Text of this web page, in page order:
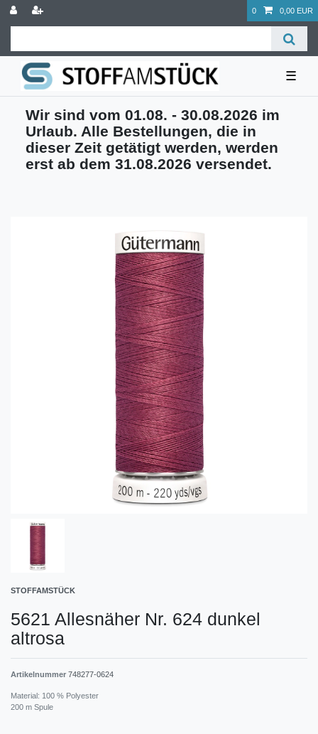
0 0,00 EUR
☰
Wir sind vom 01.08. - 30.08.2026 im
Urlaub. Alle Bestellungen, die in
dieser Zeit getätigt werden, werden
erst ab dem 31.08.2026 versendet.
STOFFAMSTÜCK
5621 Allesnäher Nr. 624 dunkel
altrosa
Artikelnummer 748277-0624
Material: 100 % Polyester
200 m Spule